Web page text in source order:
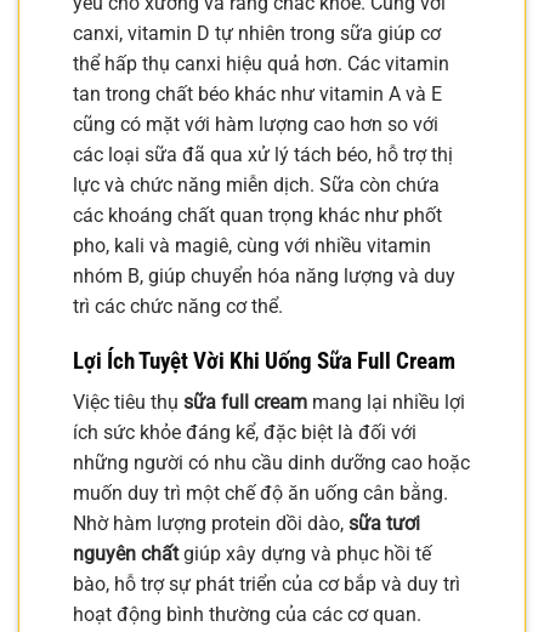
canxi, vitamin D tự nhiên trong sữa giúp cơ
thể hấp thụ canxi hiệu quả hơn. Các vitamin
tan trong chất béo khác như vitamin A và E
cũng có mặt với hàm lượng cao hơn so với
các loại sữa đã qua xử lý tách béo, hỗ trợ thị
lực và chức năng miễn dịch. Sữa còn chứa
các khoáng chất quan trọng khác như phốt
pho, kali và magiê, cùng với nhiều vitamin
nhóm B, giúp chuyển hóa năng lượng và duy
trì các chức năng cơ thể.
Lợi Ích Tuyệt Vời Khi Uống Sữa Full Cream
Việc tiêu thụ sữa full cream mang lại nhiều lợi
ích sức khỏe đáng kể, đặc biệt là đối với
những người có nhu cầu dinh dưỡng cao hoặc
muốn duy trì một chế độ ăn uống cân bằng.
Nhờ hàm lượng protein dồi dào, sữa tươi
nguyên chấtgiúp xây dựng và phục hồi tế
bào, hỗ trợ sự phát triển của cơ bắp và duy trì
hoạt động bình thường của các cơ quan.